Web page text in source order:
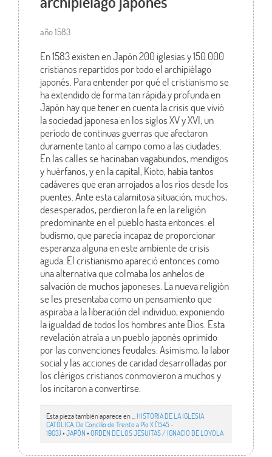
año 1583
En 1583 existen en Japón 200 iglesias y 150.000
cristianos repartidos por todo el archipiélago
japonés. Para entender por qué el cristianismo se
ha extendido de forma tan rápida y profunda en
Japón hay que tener en cuenta la crisis que vivió
la sociedad japonesa en los siglos XV y XVI, un
período de continuas guerras que afectaron
duramente tanto al campo como a las ciudades.
En las calles se hacinaban vagabundos, mendigos
y huérfanos, y en la capital, Kioto, había tantos
cadáveres que eran arrojados a los ríos desde los
puentes. Ante esta calamitosa situación, muchos,
desesperados, perdieron la fe en la religión
predominante en el pueblo hasta entonces: el
budismo, que parecía incapaz de proporcionar
esperanza alguna en este ambiente de crisis
aguda. El cristianismo apareció entonces como
una alternativa que colmaba los anhelos de
salvación de muchos japoneses. La nueva religión
se les presentaba como un pensamiento que
aspiraba a la liberación del individuo, exponiendo
la igualdad de todos los hombres ante Dios. Esta
revelación atraía a un pueblo japonés oprimido
por las convenciones feudales. Asimismo, la labor
social y las acciones de caridad desarrolladas por
los clérigos cristianos conmovieron a muchos y
los incitaron a convertirse.
Esta pieza también aparece en ... HISTORIA DE LA IGLESIA
CATÓLICA. De Concilio de Trento a Pío X (1545 -
1903)•JAPÓN•ORDEN DE LOS JESUITAS / IGNACIO DE LOYOLA